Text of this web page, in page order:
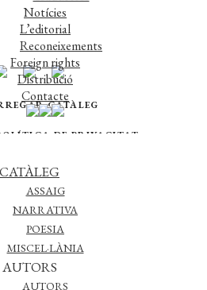
Notícies
L’editorial
Reconeixements
Foreign rights
Distribució
Contacte
CATÀLEG
ASSAIG
NARRATIVA
POESIA
MISCEL·LÀNIA
AUTORS
AUTORS
CREMA
CATÀLEG
DE PRIVACITAT
PERWÉBICO EDITORIAL